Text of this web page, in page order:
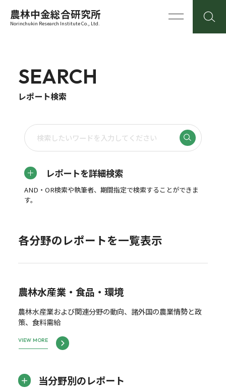
農林中金総合研究所
Norinchukin Research Institute Co., Ltd.
SEARCH
レポート検索
レポートを詳細検索
AND・OR検索や執筆者、期間指定で検索することができま
す。
各分野のレポートを一覧表示
農林水産業・食品・環境
農林水産業および関連分野の動向、諸外国の農業情勢と政
策、食料需給
VIEW MORE
当分野別のレポート